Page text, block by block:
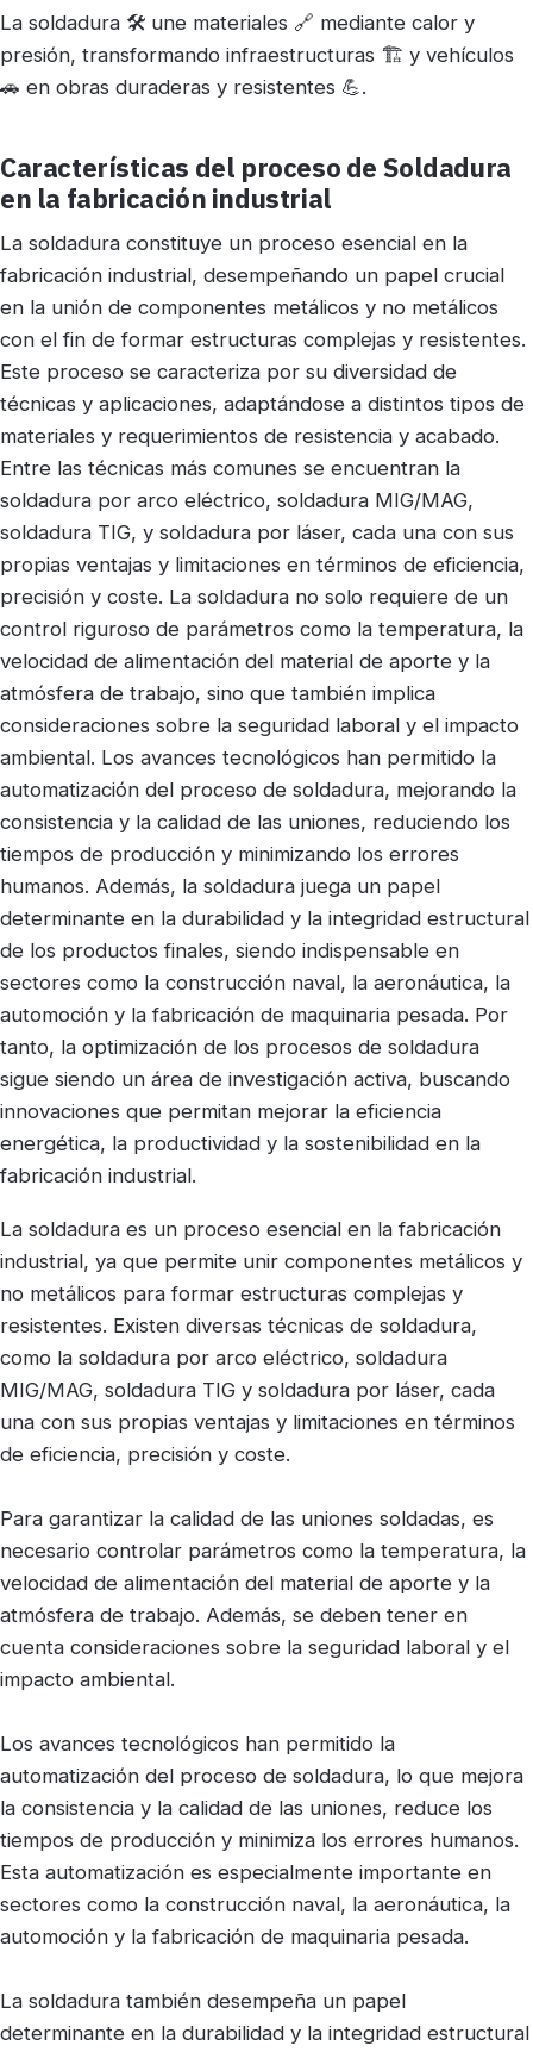
La soldadura 🛠️ une materiales 🔗 mediante calor y
presión, transformando infraestructuras 🏗️ y vehículos
🚗 en obras duraderas y resistentes 💪.
Características del proceso de Soldadura
en la fabricación industrial
La soldadura constituye un proceso esencial en la
fabricación industrial, desempeñando un papel crucial
en la unión de componentes metálicos y no metálicos
con el fin de formar estructuras complejas y resistentes.
Este proceso se caracteriza por su diversidad de
técnicas y aplicaciones, adaptándose a distintos tipos de
materiales y requerimientos de resistencia y acabado.
Entre las técnicas más comunes se encuentran la
soldadura por arco eléctrico, soldadura MIG/MAG,
soldadura TIG, y soldadura por láser, cada una con sus
propias ventajas y limitaciones en términos de eficiencia,
precisión y coste. La soldadura no solo requiere de un
control riguroso de parámetros como la temperatura, la
velocidad de alimentación del material de aporte y la
atmósfera de trabajo, sino que también implica
consideraciones sobre la seguridad laboral y el impacto
ambiental. Los avances tecnológicos han permitido la
automatización del proceso de soldadura, mejorando la
consistencia y la calidad de las uniones, reduciendo los
tiempos de producción y minimizando los errores
humanos. Además, la soldadura juega un papel
determinante en la durabilidad y la integridad estructural
de los productos finales, siendo indispensable en
sectores como la construcción naval, la aeronáutica, la
automoción y la fabricación de maquinaria pesada. Por
tanto, la optimización de los procesos de soldadura
sigue siendo un área de investigación activa, buscando
innovaciones que permitan mejorar la eficiencia
energética, la productividad y la sostenibilidad en la
fabricación industrial.
La soldadura es un proceso esencial en la fabricación
industrial, ya que permite unir componentes metálicos y
no metálicos para formar estructuras complejas y
resistentes. Existen diversas técnicas de soldadura,
como la soldadura por arco eléctrico, soldadura
MIG/MAG, soldadura TIG y soldadura por láser, cada
una con sus propias ventajas y limitaciones en términos
de eficiencia, precisión y coste.
Para garantizar la calidad de las uniones soldadas, es
necesario controlar parámetros como la temperatura, la
velocidad de alimentación del material de aporte y la
atmósfera de trabajo. Además, se deben tener en
cuenta consideraciones sobre la seguridad laboral y el
impacto ambiental.
Los avances tecnológicos han permitido la
automatización del proceso de soldadura, lo que mejora
la consistencia y la calidad de las uniones, reduce los
tiempos de producción y minimiza los errores humanos.
Esta automatización es especialmente importante en
sectores como la construcción naval, la aeronáutica, la
automoción y la fabricación de maquinaria pesada.
La soldadura también desempeña un papel
determinante en la durabilidad y la integridad estructural